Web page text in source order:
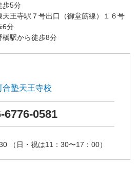
歩5分
王寺駅７号出口（御堂筋線）１６号
6分
橋駅から徒歩8分
合塾天王寺校
6776-0581
（日・祝は11：30〜17：00）